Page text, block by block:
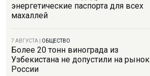
энергетические паспорта для всех
махаллей
7 АВГУСТА ОБЩЕСТВО
Более 20 тонн винограда из
Узбекистана не допустили на рынок
России